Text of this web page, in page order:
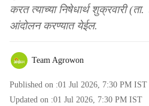
करत त्याच्या निषेधार्थ शुक्रवारी
आंदोलन करण्यात येईल.
Team Agrowon
Published on :01 Jul 2026, 7:30 PM IST
Updated on :01 Jul 2026, 7:30 PM IST